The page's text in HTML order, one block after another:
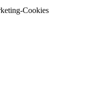
Cookies